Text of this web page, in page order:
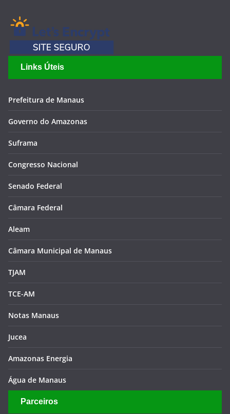
Links Úteis
Prefeitura de Manaus
Governo do Amazonas
Suframa
Congresso Nacional
Senado Federal
Câmara Federal
Aleam
Câmara Municipal de Manaus
TJAM
TCE-AM
Notas Manaus
Jucea
Amazonas Energia
Água de Manaus
Parceiros